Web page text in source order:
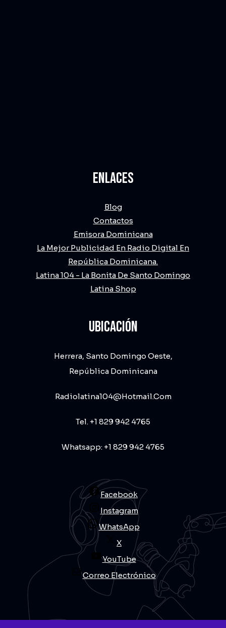
ENLACES
Blog
Contactos
Emisora Dominicana
La Mejor Publicidad En Radio Digital En
República Dominicana.
Latina 104 - La Bonita De Santo Domingo
Latina Shop
UBICACIÓN
Herrera, Santo Domingo Oeste,
República Dominicana
Radiolatina104@hotmail.com
Tel. +1 829 942 4765
Whatsapp: +1 829 942 4765
Facebook
Instagram
WhatsApp
X
YouTube
Correo Electrónico